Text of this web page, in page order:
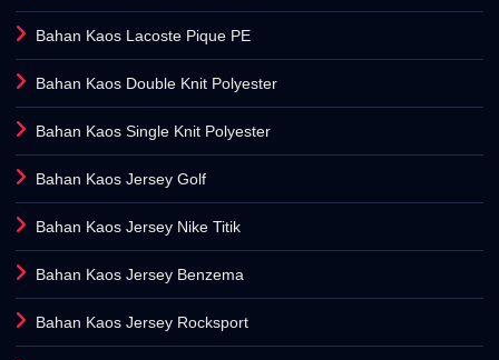
Bahan Kaos Lacoste Pique PE
Bahan Kaos Double Knit Polyester
Bahan Kaos Single Knit Polyester
Bahan Kaos Jersey Golf
Bahan Kaos Jersey Nike Titik
Bahan Kaos Jersey Benzema
Bahan Kaos Jersey Rocksport